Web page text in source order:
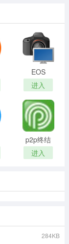
EOS
Utility正式
版
进入
p2p终结
者
进入
284KB